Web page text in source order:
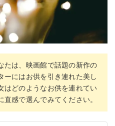
たは、映画館で話題の新作の
ーにはお供を引き連れた美し
はどのようなお供を連れてい
感で選んでみてください。